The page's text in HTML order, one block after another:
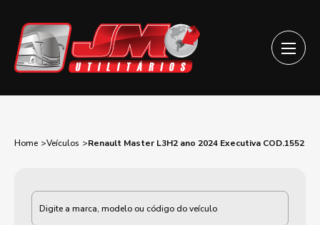
Home Veículos Renault Master L3H2 ano 2024 Executiva COD.1552
Categoria